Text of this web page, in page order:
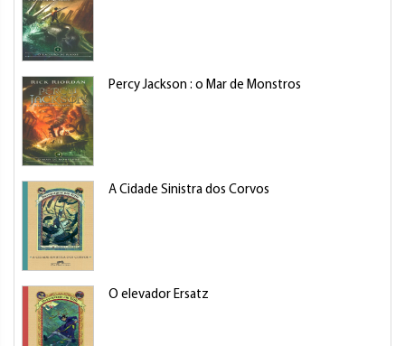
Percy Jackson : o Mar de Monstros
A Cidade Sinistra dos Corvos
O elevador Ersatz